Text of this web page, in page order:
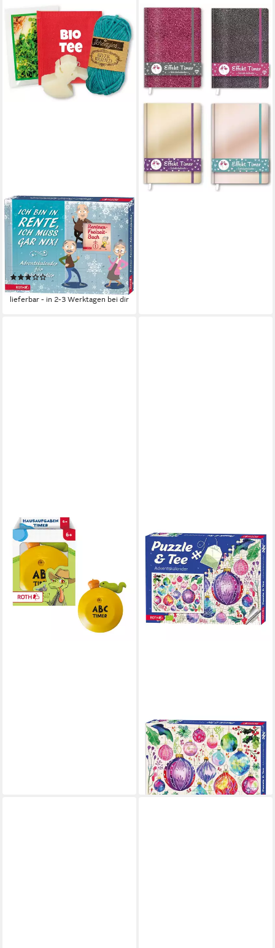
ROTH IDEEN
ewige Kalender
Adventskalender 'Rentner-
Freizeit-Adventskalender'
bestückt
(1)
41,12 €
lieferbar - in 2-3 Werktagen bei dir
ROTH
Wandkalender Roth 89104
Schülerkalender - A6,
immerwährend, sortiert
19,65 €
leider ausverkauft
ROTH
Schulheft Roth
Hausaufgaben-Timer ABC-
Freunde 69x107mm
9,86 €
lieferbar - in 2-3 Werktagen bei dir
Adventskalender Roth
Adventskalender Puzzle &
Bio-Tee Motiv Baumschmuck
39,06 €
lieferbar - in 2-3 Werktagen bei dir